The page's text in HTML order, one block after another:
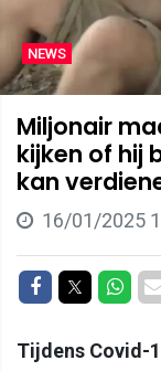
NEWS
Miljonair
kijken of hij
kan
16/01/2025
Delen opDelen
Tijdens Covid-